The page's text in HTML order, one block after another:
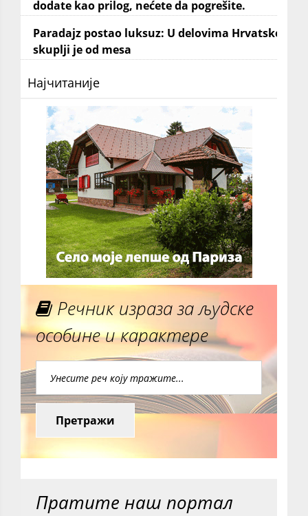
dodate kao prilog, nećete da pogrešite.
Paradajz postao luksuz: U delovima Hrvatske
skuplji je od mesa
Најчитаније
Речник израза за људске
особине и карактере
Претражи
Пратите наш портал